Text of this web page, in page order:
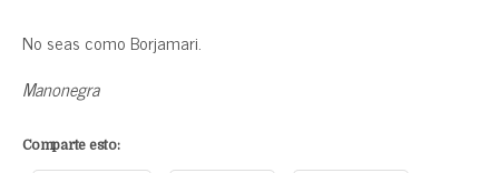
No seas como Borjamari.
Manonegra
Comparte esto: